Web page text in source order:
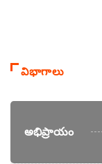
విభాగాలు
అభిప్రాయం